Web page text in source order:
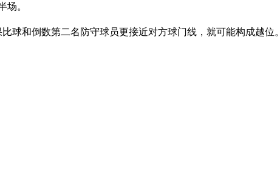
场。
球和倒数第二名防守球员更接近对方球门线，就可能构成越位。